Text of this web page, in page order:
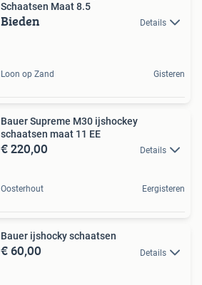
Schaatsen Maat 8.5
Bieden Details
Loon op Zand Gisteren
Bauer Supreme M30 ijshockey
schaatsen maat 11 EE
€ 220,00 Details
Oosterhout Eergisteren
Bauer ijshocky schaatsen
€ 60,00 Details